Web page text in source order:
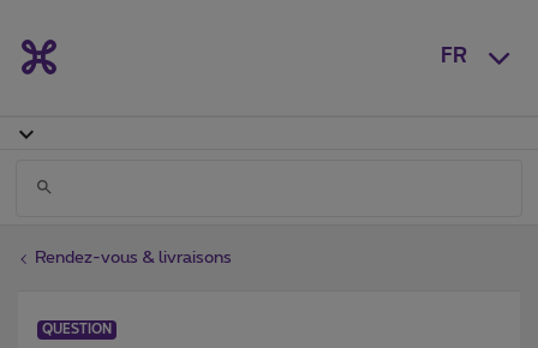
FR
Rendez-vous & livraisons
QUESTION